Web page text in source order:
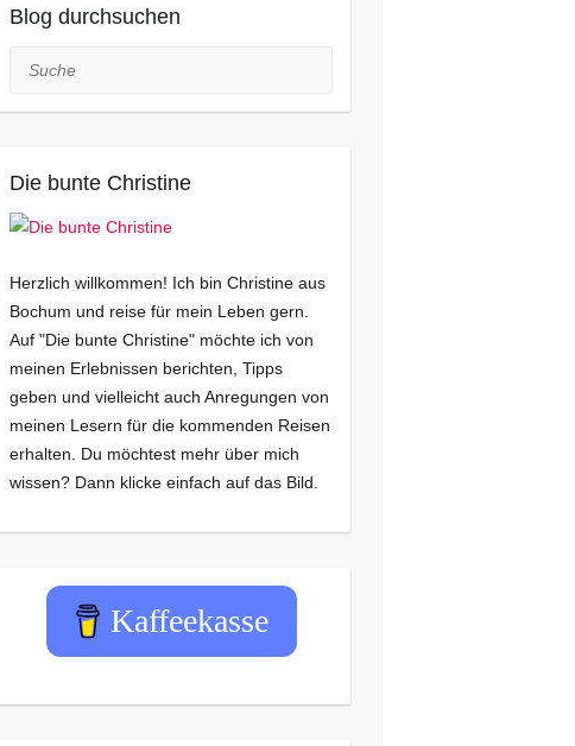
Blog durchsuchen
Suche
Die bunte Christine
Herzlich willkommen! Ich bin Christine aus
Bochum und reise für mein Leben gern.
Auf "Die bunte Christine" möchte ich von
meinen Erlebnissen berichten, Tipps
geben und vielleicht auch Anregungen von
meinen Lesern für die kommenden Reisen
erhalten. Du möchtest mehr über mich
wissen? Dann klicke einfach auf das Bild.
Kaffeekasse